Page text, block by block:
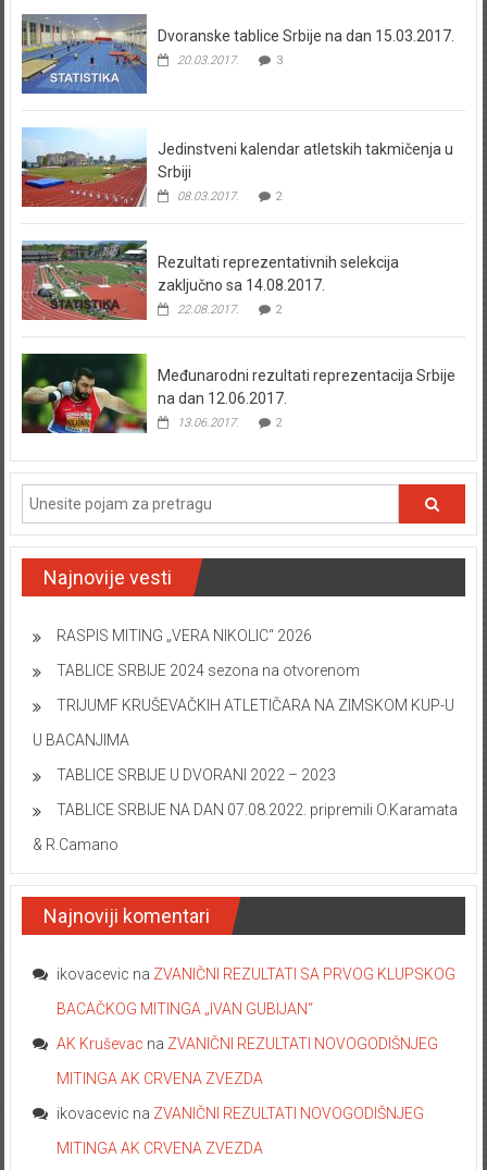
Dvoranske tablice Srbije na dan 15.03.2017.
20.03.2017. 3
Jedinstveni kalendar atletskih takmičenja u
Srbiji
08.03.2017. 2
Rezultati reprezentativnih selekcija
zaključno sa 14.08.2017.
22.08.2017. 2
Međunarodni rezultati reprezentacija Srbije
na dan 12.06.2017.
13.06.2017. 2
Najnovije vesti
RASPIS MITING „VERA NIKOLIC“ 2026
TABLICE SRBIJE 2024 sezona na otvorenom
TRIJUMF KRUŠEVAČKIH ATLETIČARA NA ZIMSKOM KUP-U
U BACANJIMA
TABLICE SRBIJE U DVORANI 2022 – 2023
TABLICE SRBIJE NA DAN 07.08.2022. pripremili O.Karamata
& R.Camano
Najnoviji komentari
ikovacevic na ZVANIČNI REZULTATI SA PRVOG KLUPSKOG
BACAČKOG MITINGA „IVAN GUBIJAN“
AK Kruševac na ZVANIČNI REZULTATI NOVOGODIŠNJEG
MITINGA AK CRVENA ZVEZDA
ikovacevic na ZVANIČNI REZULTATI NOVOGODIŠNJEG
MITINGA AK CRVENA ZVEZDA